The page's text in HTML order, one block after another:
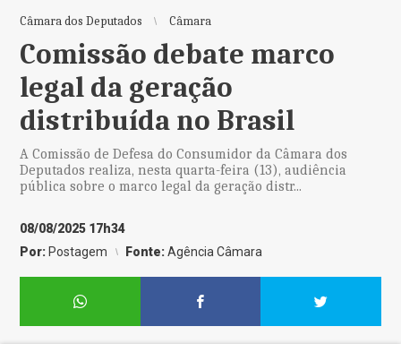
Câmara dos Deputados Câmara
Comissão debate marco
legal da geração
distribuída no Brasil
A Comissão de Defesa do Consumidor da Câmara dos
Deputados realiza, nesta quarta-feira (13), audiência
pública sobre o marco legal da geração distr...
08/08/2025 17h34
Por: Postagem Fonte:Agência Câmara